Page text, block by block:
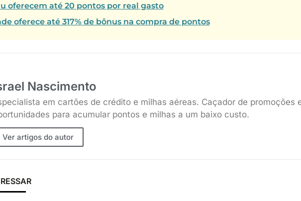
oferecem até 20 pontos por real gasto
oferece até 317% de bônus na compra de pontos
Nascimento
em cartões de crédito e milhas aéreas. Caçador de promoções
para acumular pontos e milhas a um baixo custo.
Ver artigos do autor